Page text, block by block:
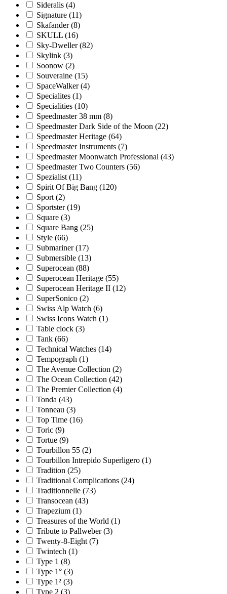
Sideralis (4)
Signature (11)
Skafander (8)
SKULL (16)
Sky-Dweller (82)
Skylink (3)
Soonow (2)
Souveraine (15)
SpaceWalker (4)
Specialites (1)
Specialities (10)
Speedmaster 38 mm (8)
Speedmaster Dark Side of the Moon (22)
Speedmaster Heritage (64)
Speedmaster Instruments (7)
Speedmaster Moonwatch Professional (43)
Speedmaster Two Counters (56)
Spezialist (11)
Spirit Of Big Bang (120)
Sport (2)
Sportster (19)
Square (3)
Square Bang (25)
Style (66)
Submariner (17)
Submersible (13)
Superocean (88)
Superocean Heritage (55)
Superocean Heritage II (12)
SuperSonico (2)
Swiss Alp Watch (6)
Swiss Icons Watch (1)
Table clock (3)
Tank (66)
Technical Watches (14)
Tempograph (1)
The Avenue Collection (2)
The Ocean Collection (42)
The Premier Collection (4)
Tonda (43)
Tonneau (3)
Top Time (16)
Toric (9)
Tortue (9)
Tourbillon 55 (2)
Tourbillon Intrepido Superligero (1)
Tradition (25)
Traditional Complications (24)
Traditionnelle (73)
Transocean (43)
Trapezium (1)
Treasures of the World (1)
Tribute to Pallweber (3)
Twenty-8-Eight (7)
Twintech (1)
Type 1 (8)
Type 1° (3)
Type 1² (3)
Type 2 (3)